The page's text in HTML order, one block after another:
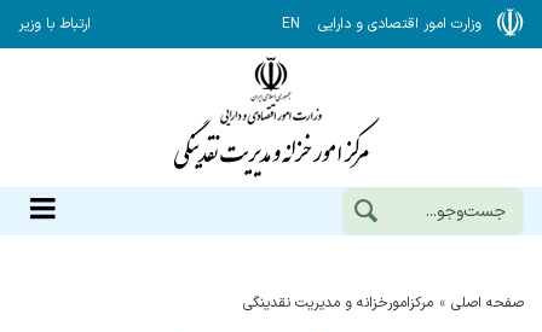
وزارت امور اقتصادی و دارایی EN ارتباط با وزیر
صفحه اصلی مرکزامورخزانه و مدیریت نقدینگی